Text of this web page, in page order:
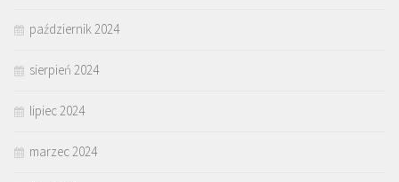
październik 2024
sierpień 2024
lipiec 2024
marzec 2024